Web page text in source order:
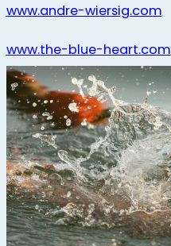
www.andre-wiersig.com
www.the-blue-heart.com